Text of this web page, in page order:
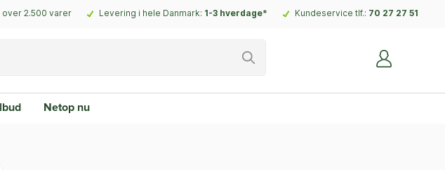
over 2.500 varer Levering i hele Danmark: 1-3 hverdage* Kundeservice tlf.: 70 27 27 51
Netop nu